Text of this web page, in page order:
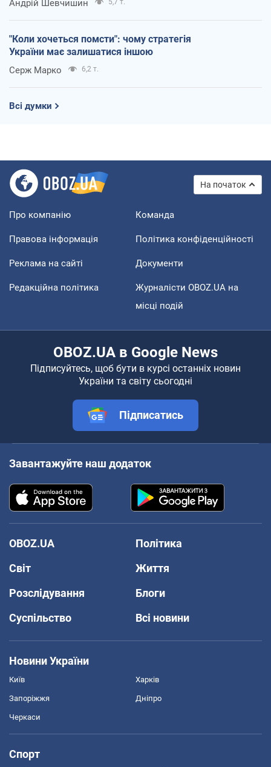
Андрій Шевчишин
"Коли хочеться помсти": чому стратегія
України має залишатися іншою
Серж Марко 6,2 т.
Всі думки
На початок
Про компанію Команда
Правова інформація Політика конфіденційності
Реклама на сайті Документи
Редакційна політика
Журналісти OBOZ.UA на
місці подій
OBOZ.UA в Google News
Підписуйтесь, щоб бути в курсі останніх новин
України та світу сьогодні
Підписатись
Завантажуйте наш додаток
OBOZ.UA
Політика
Світ
Життя
Розслідування
Блоги
Суспільство
Всі новини
Новини України
Київ Харків
Запоріжжя Дніпро
Черкаси
Спорт